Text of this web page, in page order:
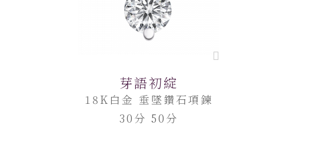
芽語初綻
18K白金 垂墜鑽石項鍊
30分 50分